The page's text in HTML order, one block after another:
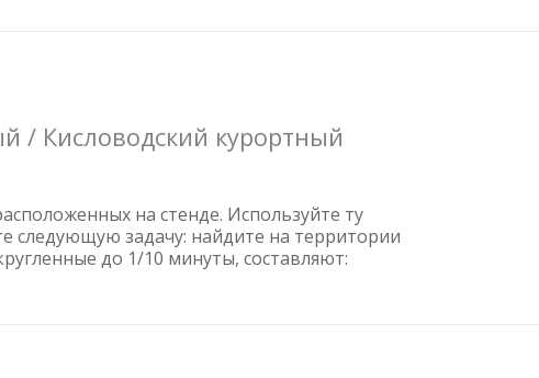
/ Кисловодский курортный
на стенде. Используйте ту
задачу: найдите на территории
до 1/10 минуты, составляют: